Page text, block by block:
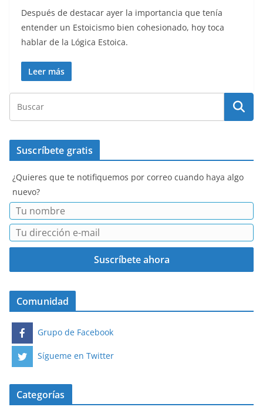
Después de destacar ayer la importancia que tenía
entender un Estoicismo bien cohesionado, hoy toca
hablar de la Lógica Estoica.
Leer más
Suscríbete gratis
¿Quieres que te notifiquemos por correo cuando haya algo
nuevo?
Comunidad
Grupo de Facebook
Sígueme en Twitter
Categorías